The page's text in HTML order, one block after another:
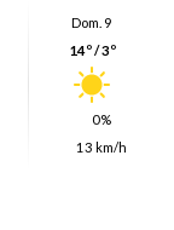
Dom. 9
14º / 3º
0%
13 km/h